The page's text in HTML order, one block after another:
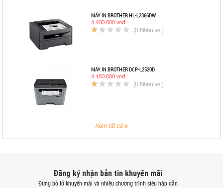
MÁY IN BROTHER HL-L2366DW
4.400.000 vnđ
(0 Nhận xét)
MÁY IN BROTHER DCP-L2520D
4.150.000 vnđ
(0 Nhận xét)
Xem tất cả
Đăng ký nhận bản tin khuyến mãi
Đừng bỏ lỡ khuyến mãi và nhiều chương trình siêu hấp dẫn